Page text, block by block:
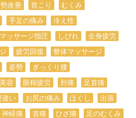
改善 首こり
むくみ
手足の痛み
冷え性
ッサージ指圧 しびれ
全身疲労
疲労回復
整体マッサージ
姿勢
ぎっくり腰
美容 眼精疲労 肘痛
足首痛
違い お尻の痛み ほぐし
出張
神経痛 首痛 ひざ痛
足のむくみ